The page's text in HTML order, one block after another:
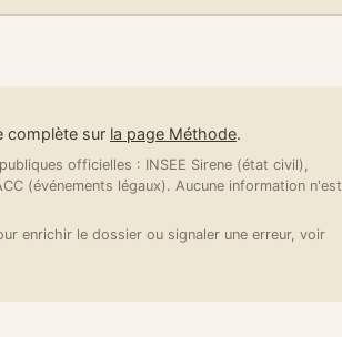
complète sur la page Méthode.
officielles : INSEE Sirene (état civil),
(événements légaux). Aucune information n'est
enrichir le dossier ou signaler une erreur, voir